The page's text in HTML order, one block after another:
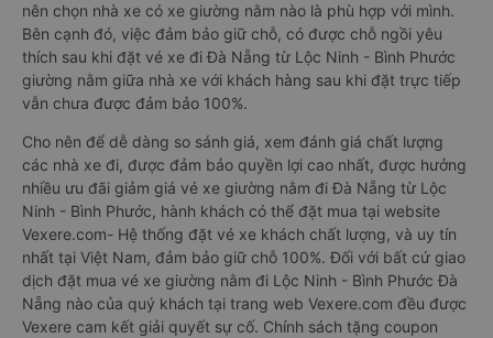
nên chọn nhà xe có xe giường nằm nào là phù hợp với mình.
Bên cạnh đó, việc đảm bảo giữ chỗ, có được chỗ ngồi yêu
thích sau khi đặt vé xe đi Đà Nẵng từ Lộc Ninh - Bình Phước
giường nằm giữa nhà xe với khách hàng sau khi đặt trực tiếp
vẫn chưa được đảm bảo 100%.
Cho nên để dễ dàng so sánh giá, xem đánh giá chất lượng
các nhà xe đi, được đảm bảo quyền lợi cao nhất, được hưởng
nhiều ưu đãi giảm giá vé xe giường nằm đi Đà Nẵng từ Lộc
Ninh - Bình Phước, hành khách có thể đặt mua tại website
Vexere.com- Hệ thống đặt vé xe khách chất lượng, và uy tín
nhất tại Việt Nam, đảm bảo giữ chỗ 100%. Đối với bất cứ giao
dịch đặt mua vé xe giường nằm đi Lộc Ninh - Bình Phước Đà
Nẵng nào của quý khách tại trang web Vexere.com đều được
Vexere cam kết giải quyết sự cố. Chính sách tặng coupon